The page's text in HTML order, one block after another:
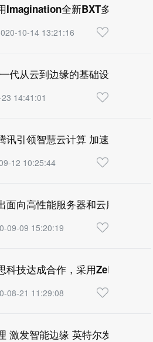
Imagination全新BXT多核GPU
10-14 13:21:16
代从云到边缘的基础设施发展
14:41:01
讯引领智慧云计算 加速数字新经
12 10:25:44
面向高性能服务器和云服务应用
09-09 15:20:19
科技达成合作，采用ZeBu®
08-21 11:29:08
赋能云端管理 激发智能边缘 英特尔发布